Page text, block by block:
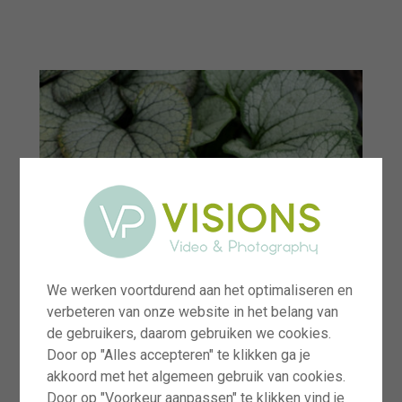
We werken voortdurend aan het optimaliseren en
verbeteren van onze website in het belang van
de gebruikers, daarom gebruiken we cookies.
Door op "Alles accepteren" te klikken ga je
akkoord met het algemeen gebruik van cookies.
Door op "Voorkeur aanpassen" te klikken vind je